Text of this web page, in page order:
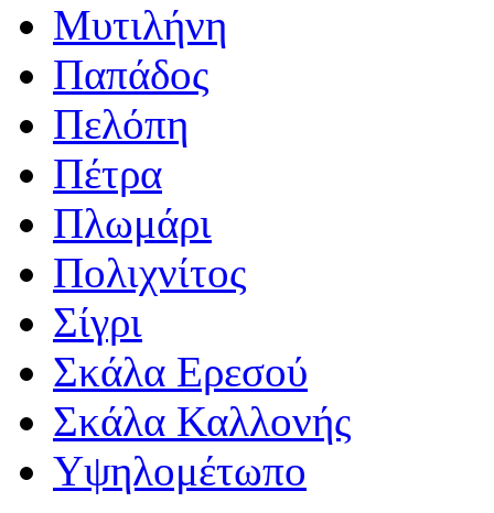
Μυτιλήνη
Παπάδος
Πελόπη
Πέτρα
Πλωμάρι
Πολιχνίτος
Σίγρι
Σκάλα Ερεσού
Σκάλα Καλλονής
Υψηλομέτωπο